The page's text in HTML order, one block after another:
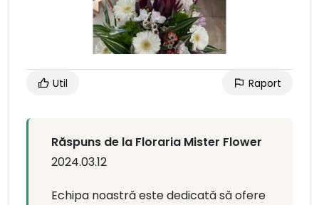
Util Raport
Răspuns de la Floraria Mister Flower
2024.03.12
Echipa noastră este dedicată să ofere